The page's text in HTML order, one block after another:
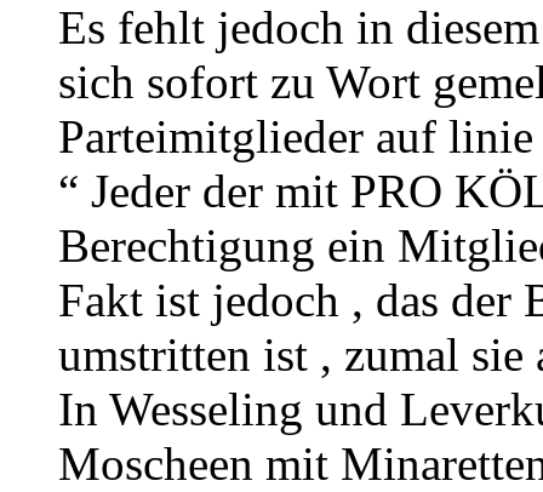
Es fehlt jedoch in
sich sofort zu Wort
Parteimitglieder auf linie
“ Jeder der mit PRO
Berechtigung ein
Fakt ist jedoch , das der
umstritten ist , zumal
In Wesseling und
Moscheen mit